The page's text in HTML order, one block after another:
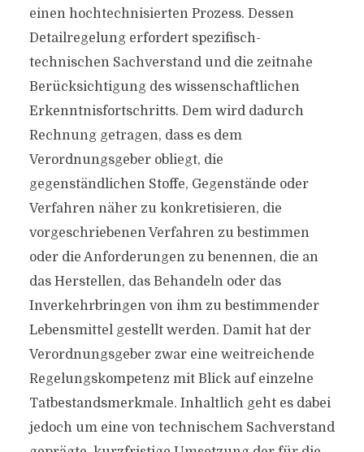
einen hochtechnisierten Prozess. Dessen
Detailregelung erfordert spezifisch-
technischen Sachverstand und die zeitnahe
Berücksichtigung des wissenschaftlichen
Erkenntnisfortschritts. Dem wird dadurch
Rechnung getragen, dass es dem
Verordnungsgeber obliegt, die
gegenständlichen Stoffe, Gegenstände oder
Verfahren näher zu konkretisieren, die
vorgeschriebenen Verfahren zu bestimmen
oder die Anforderungen zu benennen, die an
das Herstellen, das Behandeln oder das
Inverkehrbringen von ihm zu bestimmender
Lebensmittel gestellt werden. Damit hat der
Verordnungsgeber zwar eine weitreichende
Regelungskompetenz mit Blick auf einzelne
Tatbestandsmerkmale. Inhaltlich geht es dabei
jedoch um eine von technischem Sachverstand